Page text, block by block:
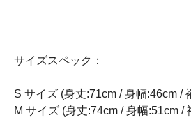
サイズスペック：
S サイズ (身丈:71cm / 身幅:46cm /
M サイズ (身丈:74cm / 身幅:51cm /